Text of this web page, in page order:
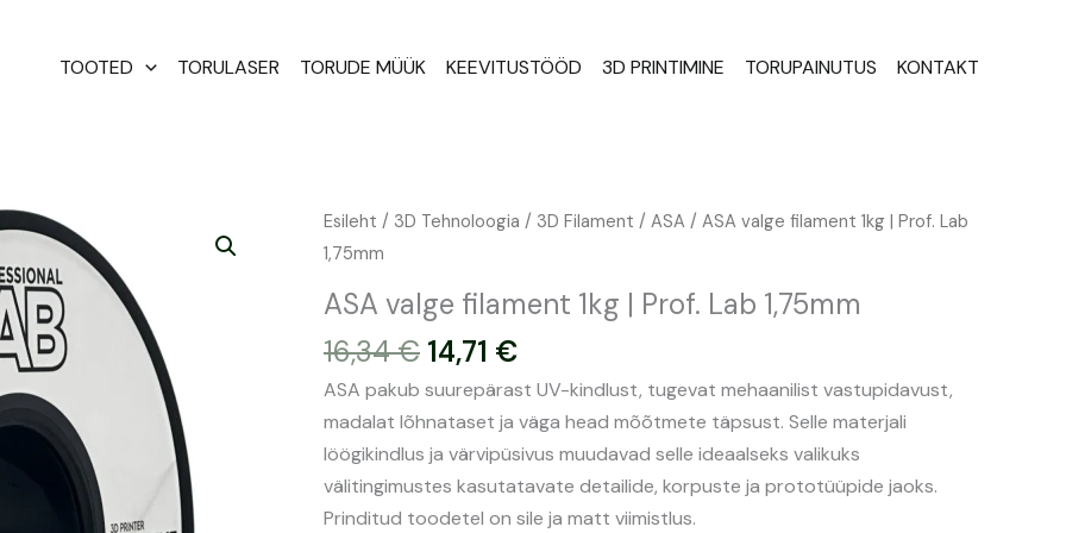
TOOTED TORULASER TORUDE MÜÜK KEEVITUSTÖÖD 3D PRINTIMINE TORUPAINUTUS KONTAKT
Esileht / 3D Tehnoloogia / 3D Filament / ASA / ASA valge filament 1kg | Prof. Lab
1,75mm
ASA valge filament 1kg | Prof. Lab 1,75mm
16,34€
Algne
16,34 €.
14,71 €
Praegune
14,71 €.
ASA pakub suurepärast UV-kindlust, tugevat mehaanilist vastupidavust,
madalat lõhnataset ja väga head mõõtmete täpsust. Selle materjali
löögikindlus ja värvipüsivus muudavad selle ideaalseks valikuks
välitingimustes kasutatavate detailide, korpuste ja prototüüpide jaoks.
Prinditud toodetel on sile ja matt viimistlus.
ASA
valge
1kg
|
Prof.
Lab
1,75mm
kogus